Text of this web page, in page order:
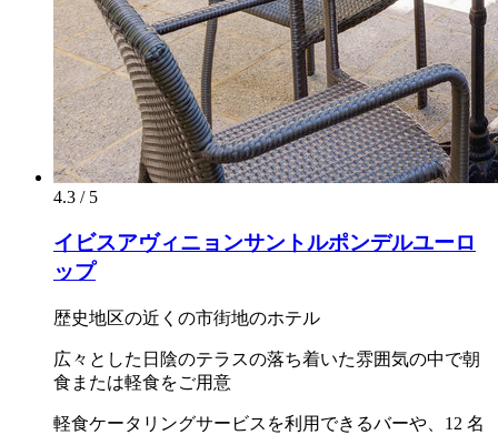
4.3 / 5
イビスアヴィニョンサントルポンデルユーロ
ップ
歴史地区の近くの市街地のホテル
広々とした日陰のテラスの落ち着いた雰囲気の中で朝
食または軽食をご用意
軽食ケータリングサービスを利用できるバーや、12 名